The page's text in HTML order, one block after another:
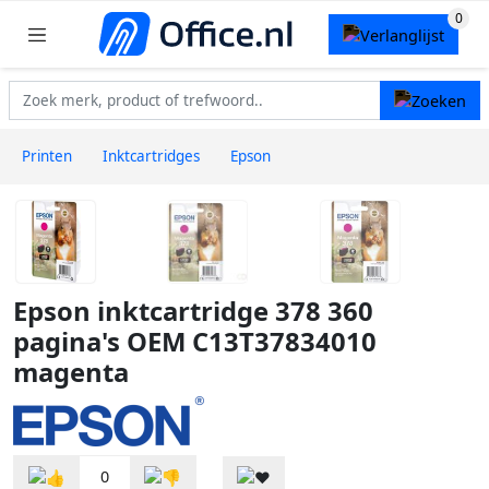
Printen Inktcartridges Epson
Epson inktcartridge 378 360
pagina's OEM C13T37834010
magenta
0